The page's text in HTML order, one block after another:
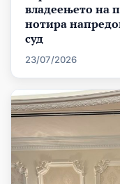
владеењето на
нотира
суд
23/07/2026